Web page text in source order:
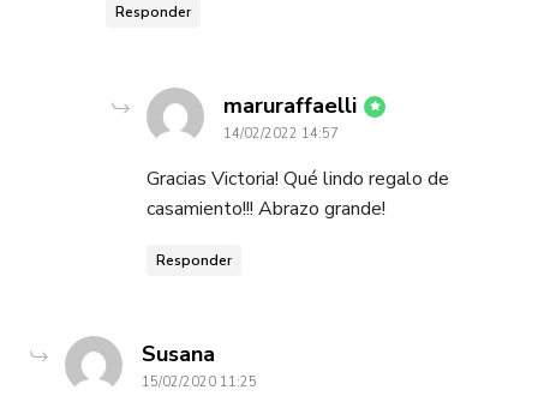
Responder
maruraffaelli dice:
14/02/2022 14:57
Gracias Victoria! Qué lindo regalo de
casamiento!!! Abrazo grande!
Responder
Susana
15/02/2020 11:25